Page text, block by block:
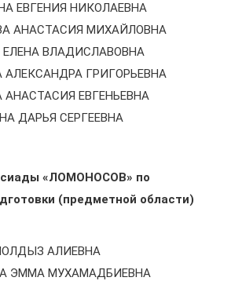
ЕВГЕНИЯ НИКОЛАЕВНА
АНАСТАСИЯ МИХАЙЛОВНА
ЕЛЕНА ВЛАДИСЛАВОВНА
АЛЕКСАНДРА ГРИГОРЬЕВНА
АНАСТАСИЯ ЕВГЕНЬЕВНА
ДАРЬЯ СЕРГЕЕВНА
«ЛОМОНОСОВ» по
(предметной области)
АЛИЕВНА
ЭММА МУХАМАДБИЕВНА